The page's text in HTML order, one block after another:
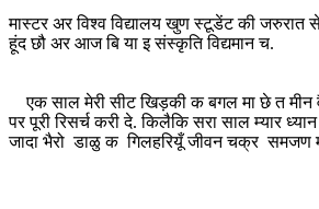
मास्टर अर विश्व विद्यालय खुण स्टूडेंट की जरुरात
हूंद छौ अर आज बि या इ संस्कृति विद्यमान च.
एक साल मेरी सीट खिड़की क बगल मा छे त मीन
पर पूरी रिसर्च करी दे. किलैकि सरा साल म्यार
जादा भैरो डाळु क गिलहरियूँ जीवन चक्र समजण